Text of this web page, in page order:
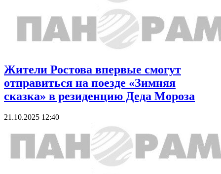
Жители Ростова впервые смогут
отправиться на поезде «Зимняя
сказка» в резиденцию Деда Мороза
21.10.2025 12:40